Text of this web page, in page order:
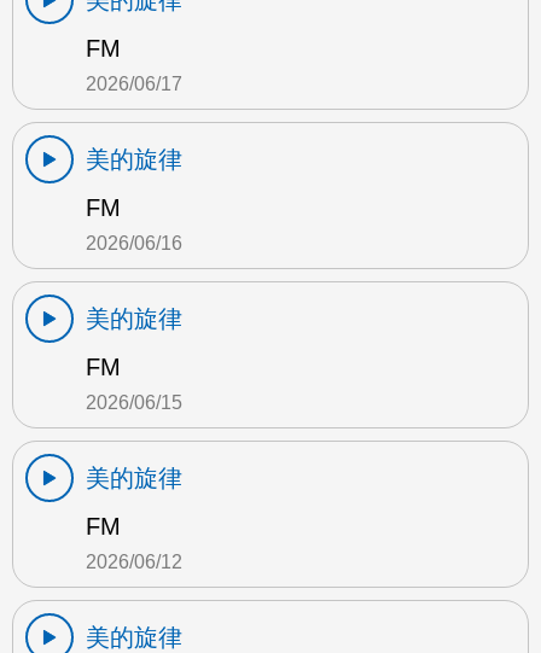
FM
2026/06/17
美的旋律
FM
2026/06/16
美的旋律
FM
2026/06/15
美的旋律
FM
2026/06/12
美的旋律